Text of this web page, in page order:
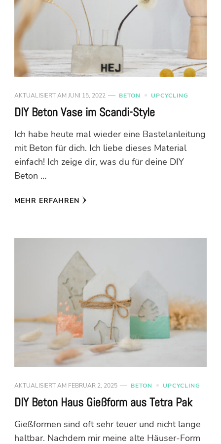
AKTUALISIERT AM JUNI 15, 2022 BETON UPCYCLING
DIY Beton Vase im Scandi-Style
Ich habe heute mal wieder eine Bastelanleitung
mit Beton für dich. Ich liebe dieses Material
einfach! Ich zeige dir, was du für deine DIY
Beton …
MEHR ERFAHREN
AKTUALISIERT AM FEBRUAR 2, 2025 BETON UPCYCLING
DIY Beton Haus Gießform aus Tetra Pak
Gießformen sind oft sehr teuer und nicht lange
haltbar. Nachdem mir meine alte Häuser-Form